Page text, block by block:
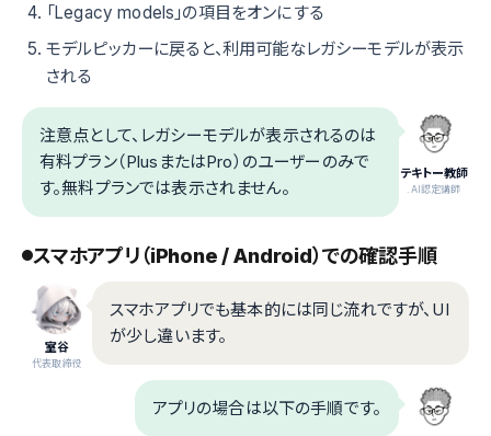
「Legacy models」の項目をオンにする
モデルピッカーに戻ると、利用可能なレガシーモデルが表示
される
テキトー教師
.AI認定講師
注意点として、レガシーモデルが表示されるのは
有料プラン（PlusまたはPro）のユーザーのみで
す。無料プランでは表示されません。
スマホアプリ（iPhone / Android）での確認手順
室谷
代表取締役
スマホアプリでも基本的には同じ流れですが、UI
が少し違います。
アプリの場合は以下の手順です。